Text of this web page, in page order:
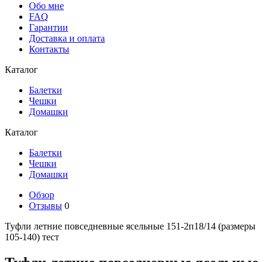
Обо мне
FAQ
Гарантии
Доставка и оплата
Контакты
Каталог
Балетки
Чешки
Домашки
Каталог
Балетки
Чешки
Домашки
Обзор
Отзывы 0
Туфли летние повседневные ясельные 151-2п18/14 (размеры
105-140) тест